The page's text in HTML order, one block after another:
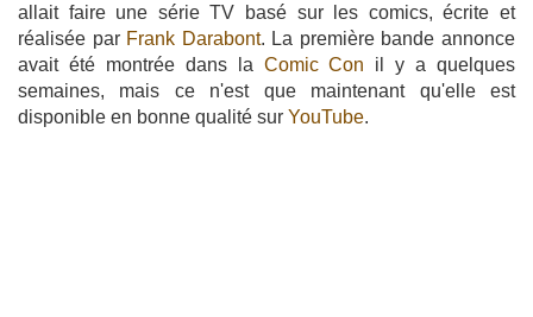
allait faire une série TV basé sur les comics, écrite et
réalisée par Frank Darabont. La première bande annonce
avait été montrée dans la Comic Con il y a quelques
semaines, mais ce n'est que maintenant qu'elle est
disponible en bonne qualité sur YouTube.